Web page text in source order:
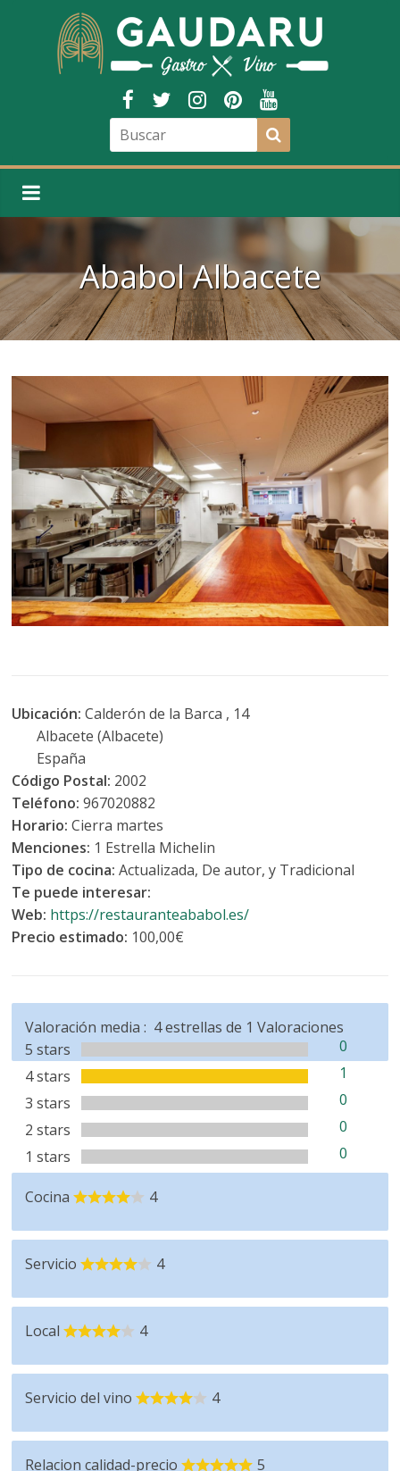
Ababol Albacete
Ubicación:Calderón de la Barca , 14
Albacete (Albacete)
España
Código Postal: 2002
Teléfono:967020882
Horario:Cierra martes
Menciones: 1 Estrella Michelin
Tipo de cocina:Actualizada, De autor, y Tradicional
Te puede interesar:
Web: https://restauranteababol.es/
Precio estimado: 100,00€
Valoración media :
5 stars
0
4 stars
1
3 stars
0
2 stars
0
1 stars
0
4estrellas de 1 Valoraciones
Cocina 4
Servicio 4
Local 4
Servicio del vino 4
Relacion calidad-precio 5